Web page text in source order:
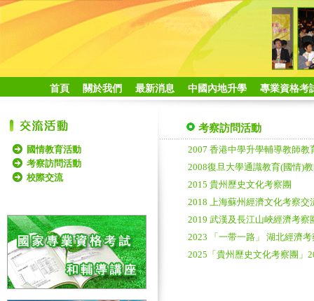
首頁 關於我們 最新消息 中國內地升學 專業資格考
國情教育活動
考察訪問活動
校際交流
考察訪問活動
2007 香港中學升學輔導教師教
2008復旦大學通識教育(國情)
2015 貴州歷史文化考察團
2018 上海蘇州經濟文化考察交
2019 武漢及長江山峽經濟考察
2023 「一带一路」 湖北經濟
2025「貴州歷史文化考察團」